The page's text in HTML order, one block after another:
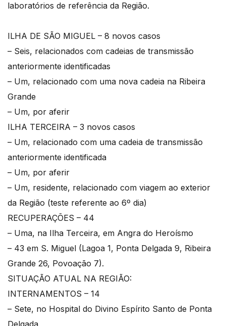
laboratórios de referência da Região.
ILHA DE SÃO MIGUEL – 8 novos casos
– Seis, relacionados com cadeias de transmissão
anteriormente identificadas
– Um, relacionado com uma nova cadeia na Ribeira
Grande
– Um, por aferir
ILHA TERCEIRA – 3 novos casos
– Um, relacionado com uma cadeia de transmissão
anteriormente identificada
– Um, por aferir
– Um, residente, relacionado com viagem ao exterior
da Região (teste referente ao 6º dia)
RECUPERAÇÕES – 44
– Uma, na Ilha Terceira, em Angra do Heroísmo
– 43 em S. Miguel (Lagoa 1, Ponta Delgada 9, Ribeira
Grande 26, Povoação 7).
SITUAÇÃO ATUAL NA REGIÃO:
INTERNAMENTOS – 14
– Sete, no Hospital do Divino Espírito Santo de Ponta